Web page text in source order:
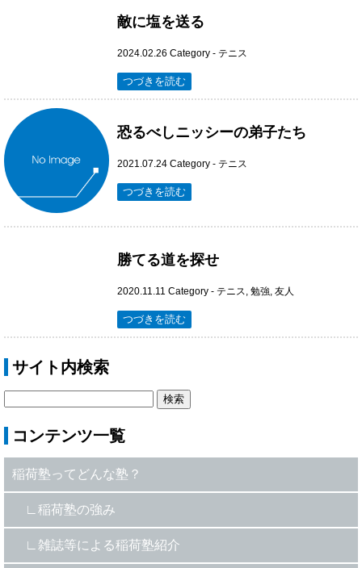
敵に塩を送る
2024.02.26 Category - テニス
つづきを読む
恐るべしニッシーの弟子たち
2021.07.24 Category - テニス
つづきを読む
勝てる道を探せ
2020.11.11 Category - テニス, 勉強, 友人
つづきを読む
サイト内検索
コンテンツ一覧
稲荷塾ってどんな塾？
稲荷塾の強み
雑誌等による稲荷塾紹介